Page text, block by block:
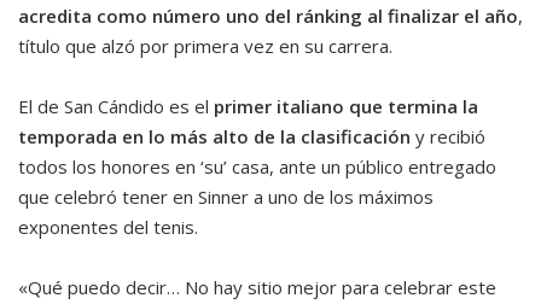
acredita como número uno del ránking al finalizar el año,
título que alzó por primera vez en su carrera.
El de San Cándido es el primer italiano que termina la
temporada en lo más alto de la clasificación y recibió
todos los honores en ‘su’ casa, ante un público entregado
que celebró tener en Sinner a uno de los máximos
exponentes del tenis.
«Qué puedo decir… No hay sitio mejor para celebrar este